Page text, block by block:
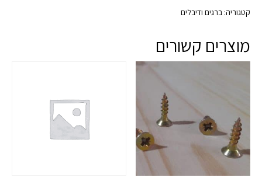
קטגוריה: ברגים ודיבלים
מוצרים קשורים